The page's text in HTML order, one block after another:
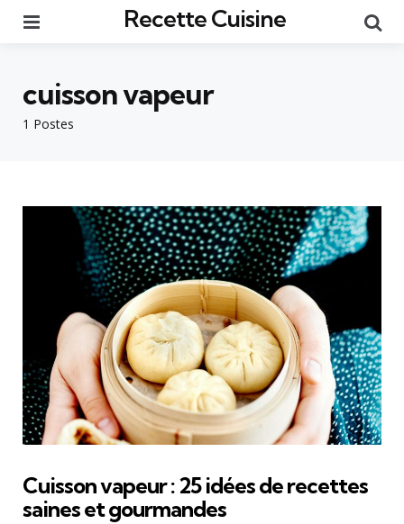
Recette Cuisine
1 Postes
cuisson vapeur
Cuisson vapeur : 25 idées de recettes
saines et gourmandes